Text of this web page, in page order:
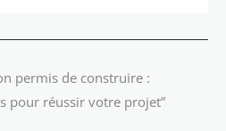
permis de construire :
pour réussir votre projet”